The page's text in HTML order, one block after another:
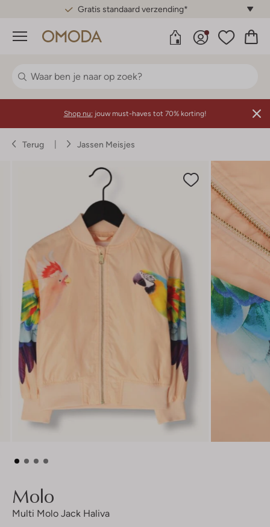
Gratis standaard verzending*
Menu
Shop nu: jouw must-haves tot 70% korting!
Terug Jassen Meisjes
Molo
Multi Molo Jack Haliva